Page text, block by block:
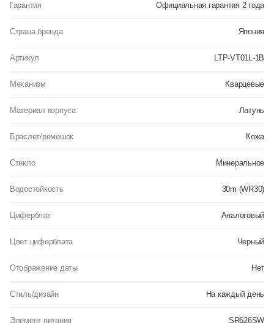
Гарантия Официальная гарантия 2 года
Страна бренда Япония
Артикул LTP-VT01L-1B
Механизм Кварцевые
Материал корпуса Латунь
Браслет/ремешок Кожа
Стекло Минеральное
Водостойкость 30m (WR30)
Циферблат Аналоговый
Цвет циферблата Черный
Отображение даты Нет
Стиль/дизайн На каждый день
Элемент питания SR626SW